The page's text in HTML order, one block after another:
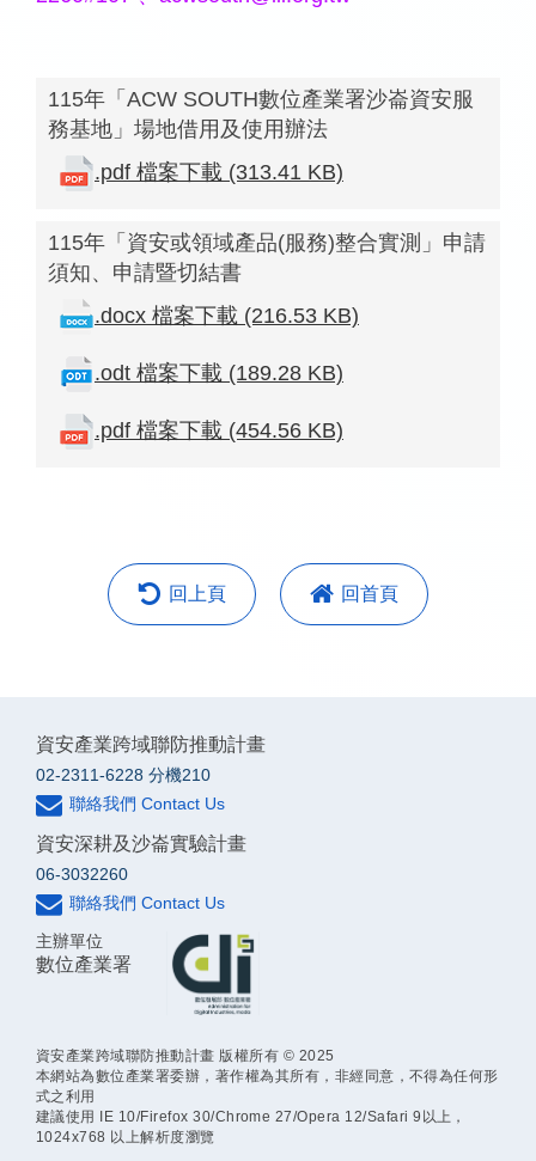
115年「ACW SOUTH數位產業署沙崙資安服
務基地」場地借用及使用辦法
.pdf 檔案下載 (313.41 KB)
115年「資安或領域產品(服務)整合實測」申請
須知、申請暨切結書
.docx 檔案下載 (216.53 KB)
.odt 檔案下載 (189.28 KB)
.pdf 檔案下載 (454.56 KB)
回上頁 回首頁
資安產業跨域聯防推動計畫
02-2311-6228 分機210
聯絡我們 Contact Us
資安深耕及沙崙實驗計畫
06-3032260
聯絡我們 Contact Us
主辦單位
數位產業署
資安產業跨域聯防推動計畫 版權所有 © 2025
本網站為數位產業署委辦，著作權為其所有，非經同意，不得為任何形
式之利用
建議使用 IE 10/Firefox 30/Chrome 27/Opera 12/Safari 9以上，
1024x768 以上解析度瀏覽